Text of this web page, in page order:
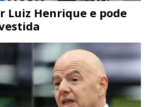
Luiz Henrique e pode